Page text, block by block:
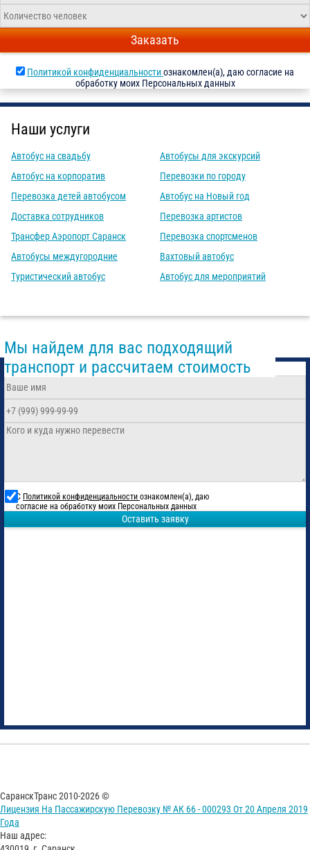
Заказать
Политикой конфиденциальностиознакомлен(а), даю согласие на
обработку моих Персональных данных
Наши услуги
Автобус на свадьбу
Автобус на корпоратив
Перевозка детей автобусом
Доставка сотрудников
Трансфер Аэропорт Саранск
Автобусы междугородние
Туристический автобус
Автобусы для экскурсий
Перевозки по городу
Автобус на Новый год
Перевозка артистов
Перевозка спортсменов
Вахтовый автобус
Автобус для мероприятий
Мы найдем для вас подходящий
транспорт и рассчитаем стоимость
С Политикой конфиденциальности ознакомлен(а), даю
согласие на обработку моих Персональных данных
Оставить заявку
СаранскТранс 2010-2026 ©
Лицензия На Пассажирскую Перевозку № АК 66 - 000293 От 20 Апреля 2019
Года
Наш адрес: